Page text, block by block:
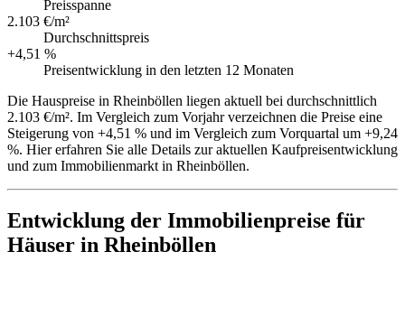
Preisspanne
2.103 €/m²
Durchschnittspreis
+4,51 %
Preisentwicklung in den letzten 12 Monaten
Die Hauspreise in Rheinböllen liegen aktuell bei durchschnittlich
2.103 €/m². Im Vergleich zum Vorjahr verzeichnen die Preise eine
Steigerung von +4,51 % und im Vergleich zum Vorquartal um +9,24
%. Hier erfahren Sie alle Details zur aktuellen Kaufpreisentwicklung
und zum Immobilienmarkt in Rheinböllen.
Entwicklung der Immobilienpreise für
Häuser in Rheinböllen